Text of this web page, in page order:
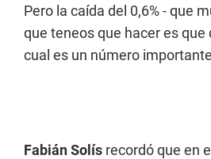
Pero la caída del 0,6% - que
que teneos que hacer es
cual es un número
Fabián Solís recordó que en